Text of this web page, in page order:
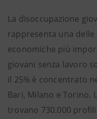
La disoccupazione
rappresenta una delle
economiche più
giovani senza lavoro
il 25% è concentrato
Bari, Milano e Torino.
trovano 730.000